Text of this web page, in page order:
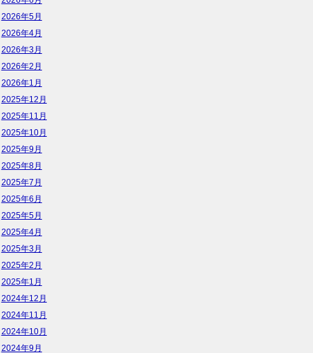
2026年5月
2026年4月
2026年3月
2026年2月
2026年1月
2025年12月
2025年11月
2025年10月
2025年9月
2025年8月
2025年7月
2025年6月
2025年5月
2025年4月
2025年3月
2025年2月
2025年1月
2024年12月
2024年11月
2024年10月
2024年9月